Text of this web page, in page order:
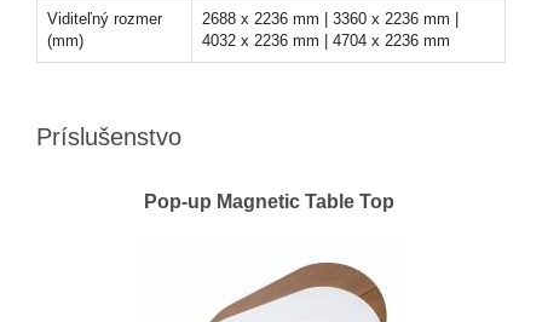
Viditeľný rozmer
(mm)
2688 x 2236 mm | 3360 x 2236 mm |
4032 x 2236 mm | 4704 x 2236 mm
Príslušenstvo
Pop-up Magnetic Table Top